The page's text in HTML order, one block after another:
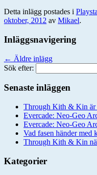
Detta inlägg postades i
oktober, 2012 av Mikael.
Inläggsnavigering
← Äldre inlägg
Sök efter:
Senaste inläggen
Through Kith & Kin är
Evercade: Neo-Geo
Evercade: Neo-Geo
Vad fasen händer med
Through Kith & Kin
Kategorier